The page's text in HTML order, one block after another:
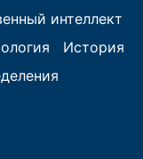
интеллект
История